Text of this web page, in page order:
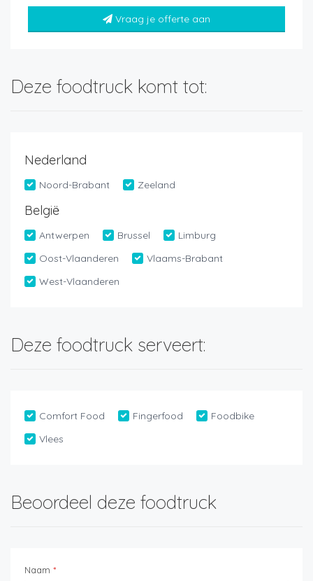
Vraag je offerte aan
Deze foodtruck komt tot:
Nederland
Noord-Brabant Zeeland
België
Antwerpen Brussel
Limburg
Oost-Vlaanderen
Vlaams-Brabant
West-Vlaanderen
Deze foodtruck serveert:
Comfort Food Fingerfood
Foodbike
Vlees
Beoordeel deze foodtruck
Naam *